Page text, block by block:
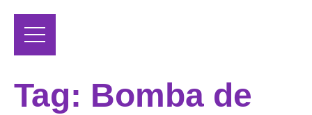
Tag: Bomba de